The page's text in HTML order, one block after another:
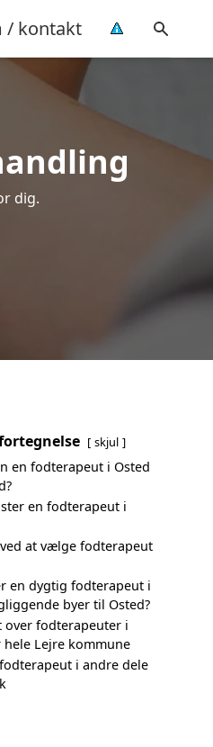
/ kontakt
dig.
skjul
en fodterapeut i Osted
en fodterapeut i
at vælge fodterapeut
en dygtig fodterapeut i
byer til Osted?
over fodterapeuter i
hele Lejre kommune
i andre dele